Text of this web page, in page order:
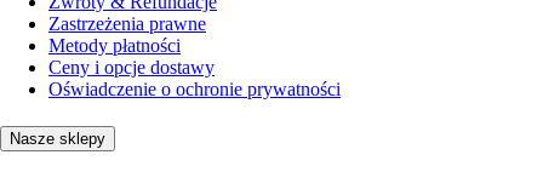
Zastrzeżenia prawne
Metody płatności
Ceny i opcje dostawy
Oświadczenie o ochronie prywatności
Nasze sklepy